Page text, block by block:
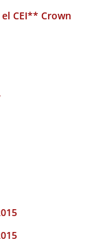
CEI** Crown